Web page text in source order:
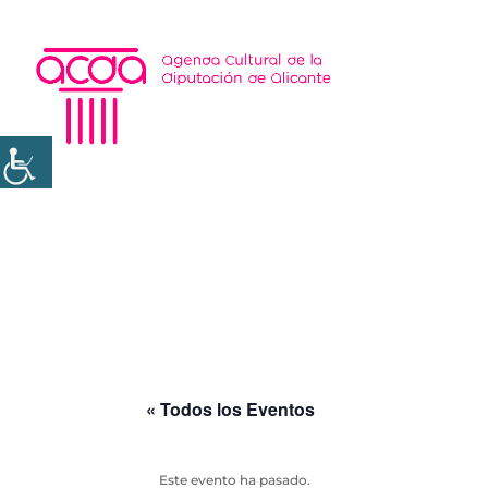
« Todos los Eventos
Este evento ha pasado.